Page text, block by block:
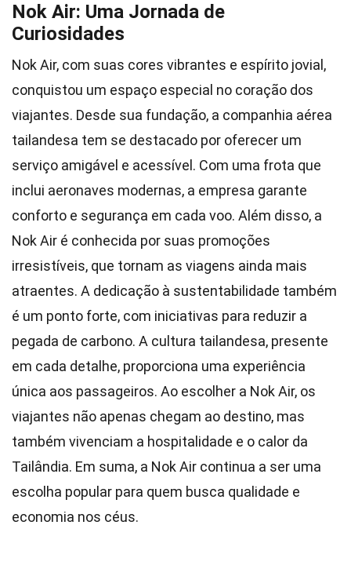
Nok Air: Uma Jornada de
Curiosidades
Nok Air, com suas cores vibrantes e espírito jovial,
conquistou um espaço especial no coração dos
viajantes. Desde sua fundação, a companhia aérea
tailandesa tem se destacado por oferecer um
serviço amigável e acessível. Com uma frota que
inclui aeronaves modernas, a empresa garante
conforto e segurança em cada voo. Além disso, a
Nok Air é conhecida por suas promoções
irresistíveis, que tornam as viagens ainda mais
atraentes. A dedicação à sustentabilidade também
é um ponto forte, com iniciativas para reduzir a
pegada de carbono. A cultura tailandesa, presente
em cada detalhe, proporciona uma experiência
única aos passageiros. Ao escolher a Nok Air, os
viajantes não apenas chegam ao destino, mas
também vivenciam a hospitalidade e o calor da
Tailândia. Em suma, a Nok Air continua a ser uma
escolha popular para quem busca qualidade e
economia nos céus.